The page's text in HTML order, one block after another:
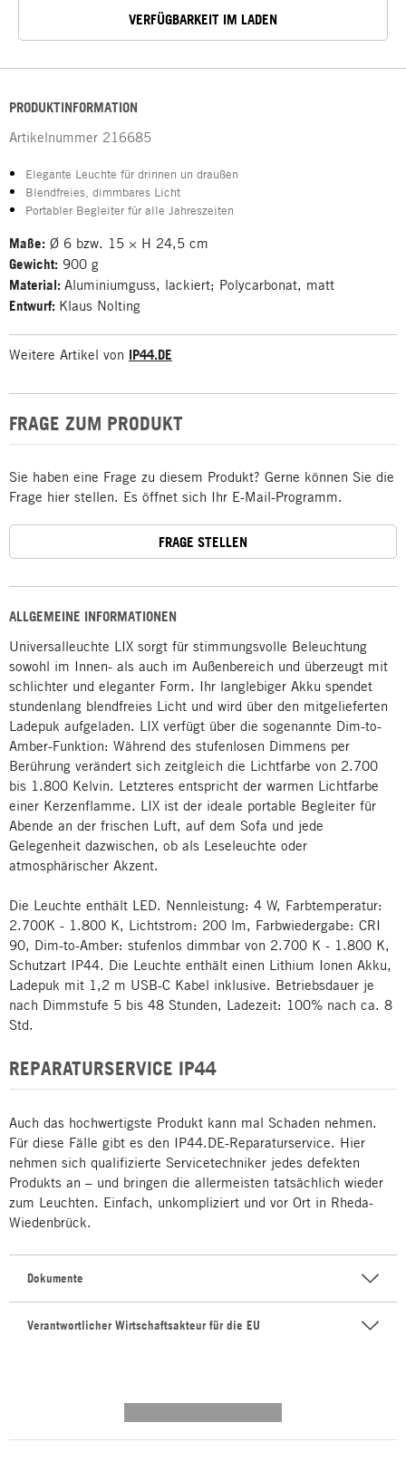
VERFÜGBARKEIT IM LADEN
ALLGEMEINE INFORMATIONEN
Universalleuchte LIX sorgt für stimmungsvolle Beleuchtung
sowohl im Innen- als auch im Außenbereich und überzeugt mit
schlichter und eleganter Form. Ihr langlebiger Akku spendet
stundenlang blendfreies Licht und wird über den mitgelieferten
Ladepuk aufgeladen. LIX verfügt über die sogenannte Dim-to-
Amber-Funktion: Während des stufenlosen Dimmens per
Berührung verändert sich zeitgleich die Lichtfarbe von 2.700
bis 1.800 Kelvin. Letzteres entspricht der warmen Lichtfarbe
einer Kerzenflamme. LIX ist der ideale portable Begleiter für
Abende an der frischen Luft, auf dem Sofa und jede
Gelegenheit dazwischen, ob als Leseleuchte oder
atmosphärischer Akzent.
Die Leuchte enthält LED. Nennleistung: 4 W, Farbtemperatur:
2.700K - 1.800 K, Lichtstrom: 200 lm, Farbwiedergabe: CRI
90, Dim-to-Amber: stufenlos dimmbar von 2.700 K - 1.800 K,
Schutzart IP44. Die Leuchte enthält einen Lithium Ionen Akku,
Ladepuk mit 1,2 m USB-C Kabel inklusive. Betriebsdauer je
nach Dimmstufe 5 bis 48 Stunden, Ladezeit: 100% nach ca. 8
Std.
REPARATURSERVICE IP44
Auch das hochwertigste Produkt kann mal Schaden nehmen.
Für diese Fälle gibt es den IP44.DE-Reparaturservice. Hier
nehmen sich qualifizierte Servicetechniker jedes defekten
Produkts an – und bringen die allermeisten tatsächlich wieder
zum Leuchten. Einfach, unkompliziert und vor Ort in Rheda-
Wiedenbrück.
Dokumente
Verantwortlicher Wirtschaftsakteur für die EU
PRODUKTINFORMATION
Artikelnummer 216685
Elegante Leuchte für drinnen un draußen
Blendfreies, dimmbares Licht
Portabler Begleiter für alle Jahreszeiten
Maße: Ø 6 bzw. 15 × H 24,5 cm
Gewicht: 900 g
Material: Aluminiumguss, lackiert; Polycarbonat, matt
Entwurf: Klaus Nolting
Weitere Artikel von IP44.DE
FRAGE ZUM PRODUKT
Sie haben eine Frage zu diesem Produkt? Gerne können Sie die
Frage hier stellen. Es öffnet sich Ihr E-Mail-Programm.
FRAGE STELLEN